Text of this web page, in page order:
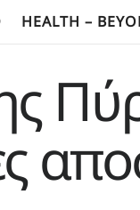
HEALTH –